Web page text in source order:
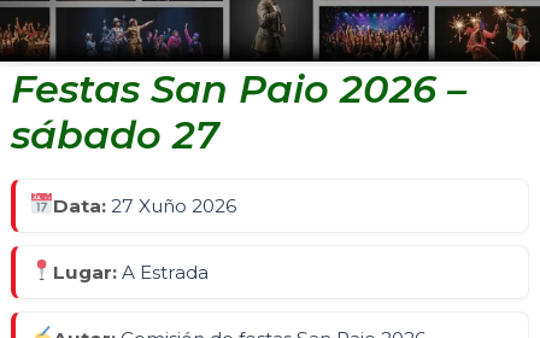
Festas San Paio 2026 –
sábado 27
Data: 27 Xuño 2026
Lugar: A Estrada